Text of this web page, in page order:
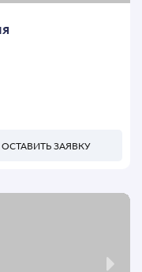
ОСТАВИТЬ ЗАЯВКУ